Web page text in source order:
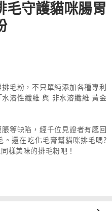
毛守護貓咪腸胃
毛粉，不只單純添加各種專利
溶性纖維 與 非水溶纖維 黃金
等缺陷，經千位見證者有感回
。還在吃化毛膏幫貓咪排毛嗎?
樣美味的排毛粉吧！